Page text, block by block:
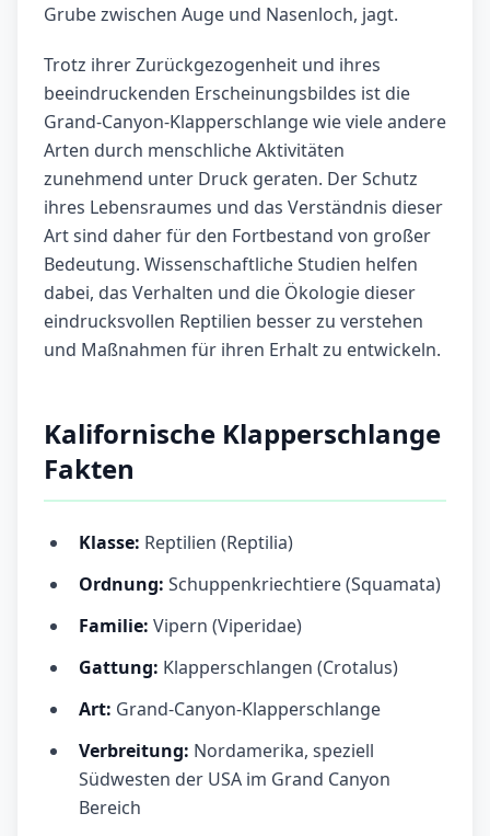
Grube zwischen Auge und Nasenloch, jagt.
Trotz ihrer Zurückgezogenheit und ihres
beeindruckenden Erscheinungsbildes ist die
Grand-Canyon-Klapperschlange wie viele andere
Arten durch menschliche Aktivitäten
zunehmend unter Druck geraten. Der Schutz
ihres Lebensraumes und das Verständnis dieser
Art sind daher für den Fortbestand von großer
Bedeutung. Wissenschaftliche Studien helfen
dabei, das Verhalten und die Ökologie dieser
eindrucksvollen Reptilien besser zu verstehen
und Maßnahmen für ihren Erhalt zu entwickeln.
Kalifornische Klapperschlange
Fakten
Klasse: Reptilien (Reptilia)
Ordnung: Schuppenkriechtiere (Squamata)
Familie: Vipern (Viperidae)
Gattung: Klapperschlangen (Crotalus)
Art: Grand-Canyon-Klapperschlange
Verbreitung: Nordamerika, speziell
Südwesten der USA im Grand Canyon
Bereich